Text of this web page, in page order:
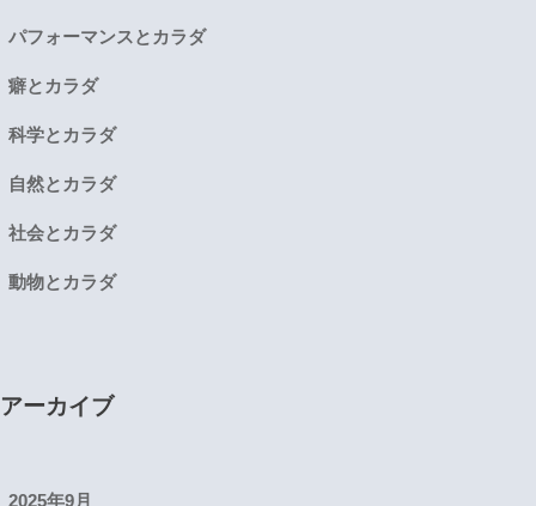
パフォーマンスとカラダ
癖とカラダ
科学とカラダ
自然とカラダ
社会とカラダ
動物とカラダ
アーカイブ
2025年9月